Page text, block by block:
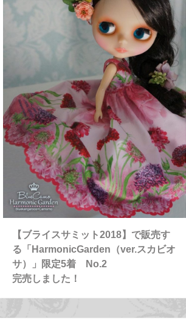
【ブライスサミット2018】で販売す
る「HarmonicGarden（ver.スカビオ
サ）」限定5着 No.2
完売しました！